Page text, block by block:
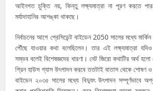
আইনগত চুক্তি নয়, কিন্তু লক্ষ্যমাত্রা না পূরণ করতে পারলে
মর্যাদাহানির আশঙ্কা থাকছে।
নির্বাচনের আগে প্রেসিডেন্ট বাইডেন 2050 সালের মধ্যে
পৌঁছে যাওয়ার কথা বলেছিলেন। তার এই লক্ষ্যমাত্রা
সম্ভব বলেই বিশেষজ্ঞদের ধারণা। নেট জিরো কথাটির অর্থ
গ্রিন হাউস গ্যাস উৎপাদন করবে ততটাই বাতাস থেকে শোষণ
বাইডেন ২০৩৫ সালের মধ্যে বিদ্যুৎ উৎপাদন সম্পূর্ণভাবে